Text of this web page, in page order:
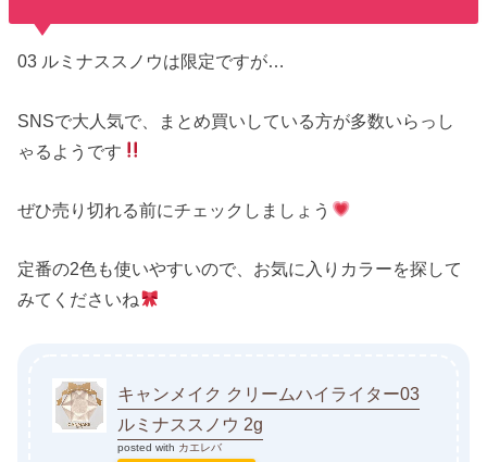
03 ルミナススノウは限定ですが…
SNSで大人気で、まとめ買いしている方が多数いらっし
ゃるようです
ぜひ売り切れる前にチェックしましょう
定番の2色も使いやすいので、お気に入りカラーを探して
みてくださいね
キャンメイク クリームハイライター03
ルミナススノウ 2g
posted with カエレバ